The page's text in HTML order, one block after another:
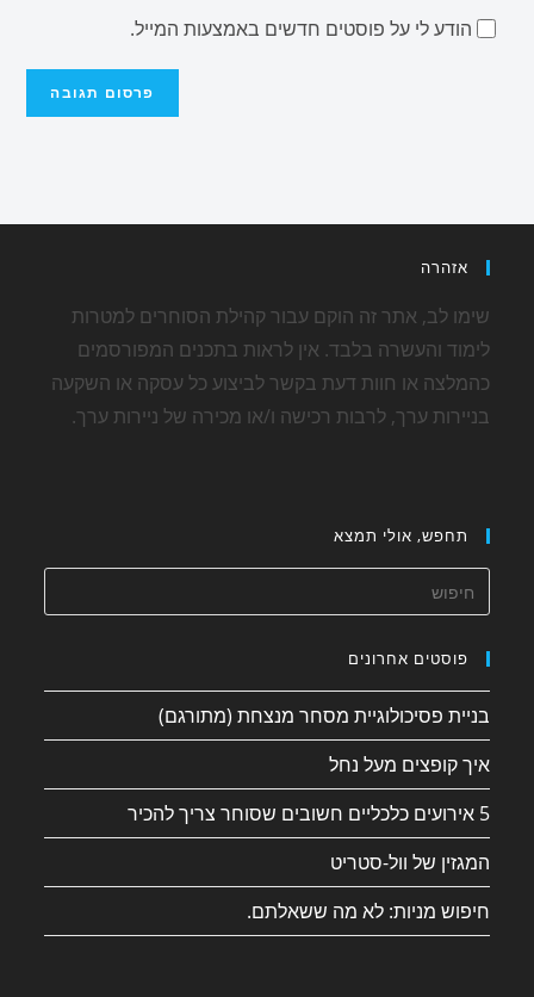
הודע לי על פוסטים חדשים באמצעות המייל.
אזהרה
שימו לב, אתר זה הוקם עבור קהילת הסוחרים למטרות
לימוד והעשרה בלבד. אין לראות בתכנים המפורסמים
כהמלצה או חוות דעת בקשר לביצוע כל עסקה או השקעה
בניירות ערך, לרבות רכישה ו/או מכירה של ניירות ערך.
תחפש, אולי תמצא
פוסטים אחרונים
בניית פסיכולוגיית מסחר מנצחת (מתורגם)
איך קופצים מעל נחל
5 אירועים כלכליים חשובים שסוחר צריך להכיר
המגזין של וול-סטריט
חיפוש מניות: לא מה ששאלתם.